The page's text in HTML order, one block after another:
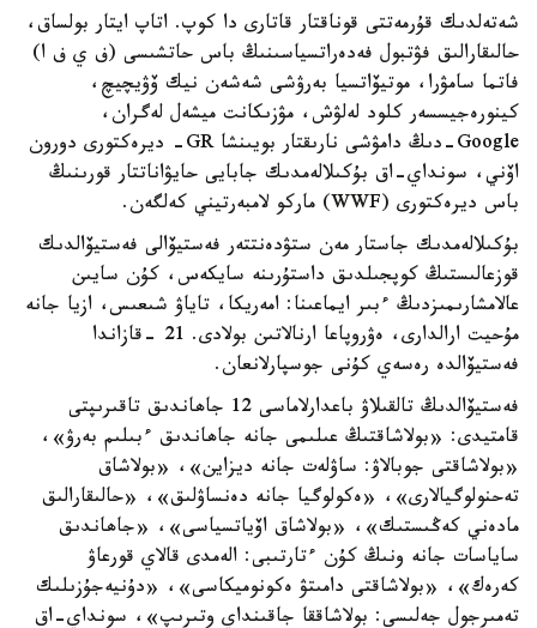
شەتەلدىك قۇرمەتتى قوناقتار قاتارى دا كوپ. اتاپ ايتار بولساق،
حالىقارالىق فۋتبول فەدەراتسياسىنىڭ باس حاتشىسى (ف ي ف ا)
فاتما سامۋرا، موتيۆاتسيا بەرۋشى شەشەن نيك ۆۋيچيچ،
كينورەجيسسەر كلود لەلۋش، مۋزىكانت ميشەل لەگران،
Google-دىڭ دامۋشى نارىقتار بويىنشا GR- ديرەكتورى دورون
اۆني، سونداي-اق بۇكىلالەمدىك جابايى حايۋاناتتار قورىنىڭ
باس ديرەكتورى (WWF) ماركو لامبەرتيني كەلگەن.
بۇكىلالەمدىك جاستار مەن ستۋدەنتتەر فەستيۆالى فەستيۆالدىك
قوزعالىستىڭ كوپجىلدىق داستۇرىنە سايكەس، كۇن سايىن
عالامشارىمىزدىڭ ءبىر ايماعىنا: امەريكا، تاياۋ شىعىس، ازيا جانە
مۇحيت ارالدارى، ەۋروپاعا ارنالاتىن بولادى. 21 -قازاندا
فەستيۆالدە رەسەي كۇنى جوسپارلانعان.
فەستيۆالدىڭ تالقىلاۋ باعدارلاماسى 12 جاھاندىق تاقىرىپتى
قامتيدى: «بولاشاقتىڭ عىلىمى جانە جاھاندىق ءبىلىم بەرۋ»،
«بولاشاقتى جوبالاۋ: ساۋلەت جانە ديزاين»، «بولاشاق
تەحنولوگيالارى»، «ەكولوگيا جانە دەنساۋلىق»، «حالىقارالىق
مادەني كەڭىستىك»، «بولاشاق اۆياتسياسى»، «جاھاندىق
ساياسات جانە ونىڭ كۇن ءتارتىبى: الەمدى قالاي قورعاۋ
كەرەك»، «بولاشاقتى دامىتۋ ەكونوميكاسى»، «دۇنيەجۇزىلىك
تەمىرجول جەلىسى: بولاشاققا جاقىنداي وتىرىپ»، سونداي-اق